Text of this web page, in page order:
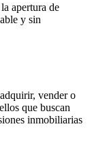
apertura de
y sin
vender o
que buscan
inmobiliarias